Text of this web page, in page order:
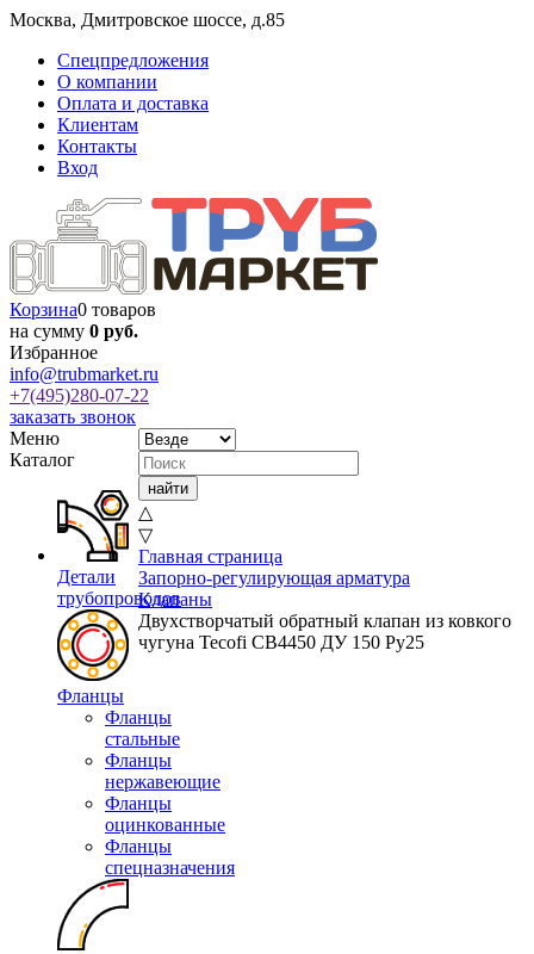
Москва, Дмитровское шоссе, д.85
Спецпредложения
О компании
Оплата и доставка
Клиентам
Контакты
Вход
Корзина0 товаров
на сумму 0 руб.
Избранное
info@trubmarket.ru
+7(495)280-07-22
заказать звонок
Меню
Каталог
Детали
трубопроводов
Фланцы
Фланцы
стальные
Фланцы
нержавеющие
Фланцы
оцинкованные
Фланцы
спецназначения
△
▽
Главная страница
Запорно-регулирующая арматура
Клапаны
Двухстворчатый обратный клапан из ковкого
чугуна Tecofi CB4450 ДУ 150 Ру25